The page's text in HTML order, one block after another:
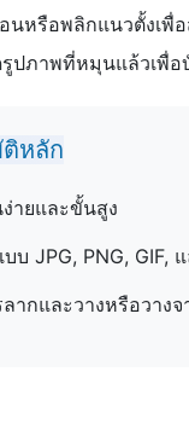
นหรือพลิกแนวตั้งเ
ปภาพที่หมุนแล้วเพื่อ
หลัก
ายและขั้นสูง
บ JPG, PNG, GIF,
ลากและวางหรือวาง